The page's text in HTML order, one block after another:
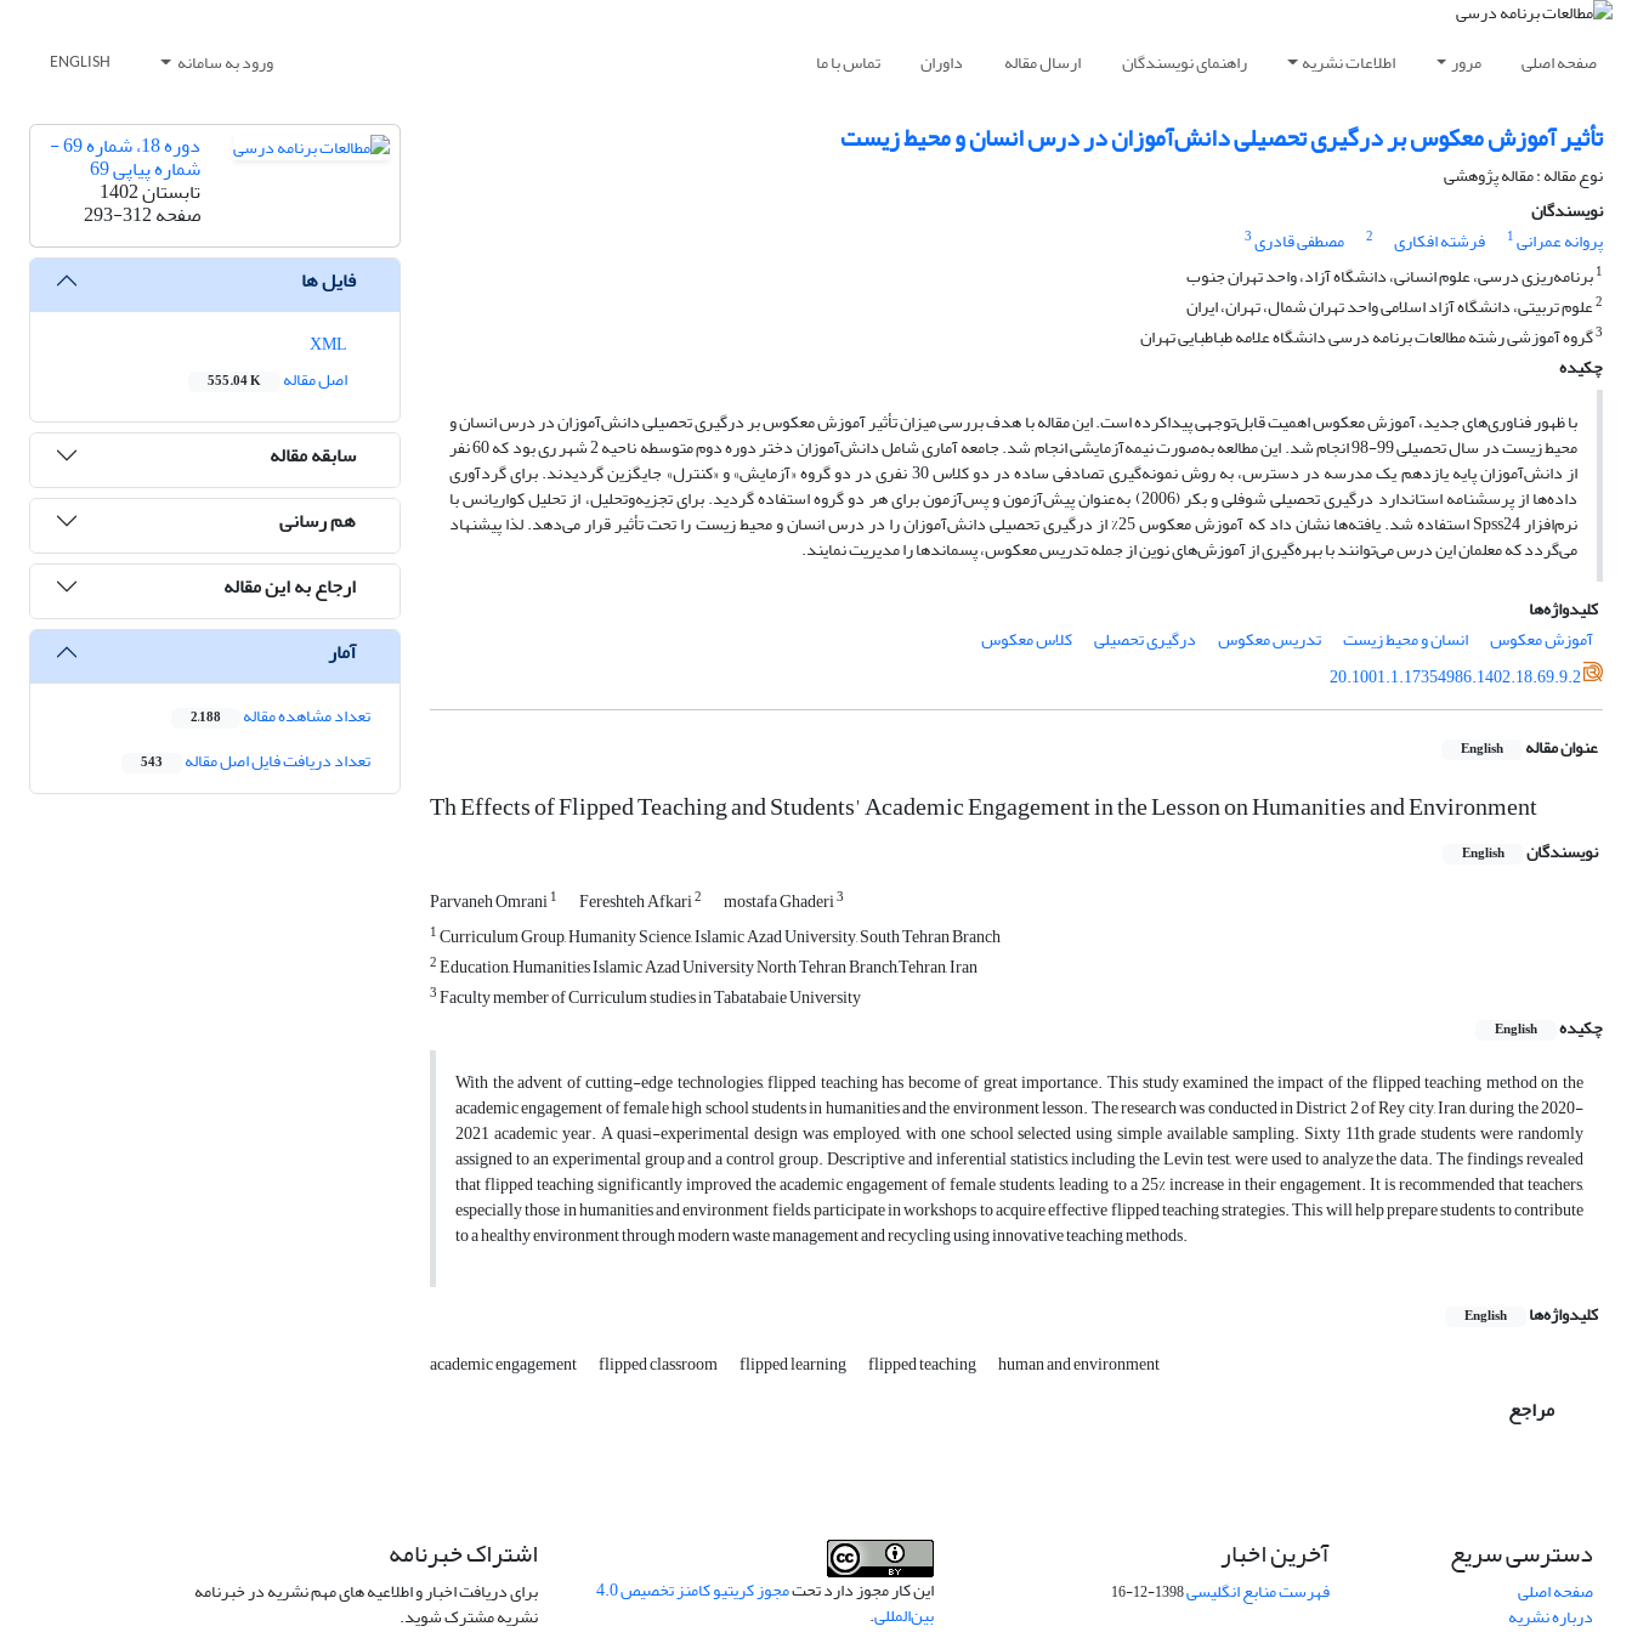
صفحه اصلی مرور اطلاعات نشریه راهنمای نویسندگان ارسال مقاله داوران تماس با ما ورود به سامانه ENGLISH
تأثیر آموزش معکوس بر درگیری تحصیلی دانش‌آموزان در درس انسان و محیط زیست
نوع مقاله : مقاله پژوهشی
نویسندگان
پروانه عمرانی1 فرشته افکاری 2 مصطفی قادری3
1برنامه‌ریزی درسی، علوم انسانی، دانشگاه آزاد، واحد تهران جنوب
2علوم تربیتی، دانشگاه آزاد اسلامی واحد تهران شمال، تهران، ایران
3گروه آموزشی رشته مطالعات برنامه درسی دانشگاه علامه طباطبایی تهران
چکیده
با ظهور فناوری‌های جدید، آموزش معکوس اهمیت قابل‌توجهی پیداکرده است. این مقاله با هدف بررسی میزان تأثیر آموزش معکوس بر درگیری تحصیلی دانش‌آموزان در درس انسان و
محیط زیست در سال ‌تحصیلی 99-98 انجام شد. این مطالعه به‌صورت نیمه‌آزمایشی انجام شد. جامعه آماری شامل دانش‌آموزان دختر دوره دوم متوسطه ناحیه 2 شهر ری بود که 60 نفر
از دانش‌آموزان پایه یازدهم یک مدرسه در دسترس، به روش نمونه‌گیری تصادفی ساده در دو کلاس 30 نفری در دو گروه «آزمایش» و «کنترل» جایگزین گردیدند. برای گردآوری
داده‌ها از پرسشنامه استاندارد درگیری تحصیلی شوفلی و بکر (2006) به‌عنوان پیش‌آزمون و پس‌آزمون برای هر دو گروه استفاده گردید. برای تجزیه‌وتحلیل، از تحلیل کواریانس با
نرم‌افزار Spss24 استفاده شد. یافته‌ها نشان داد که آموزش معکوس 25% از درگیری تحصیلی دانش‌آموزان را در درس انسان و محیط زیست را تحت تأثیر قرار می‌دهد. لذا پیشنهاد
می‌گردد که معلمان این درس می‌توانند با بهره‌گیری از آموزش‌های نوین از جمله تدریس معکوس، پسماندها را مدیریت نمایند.
کلیدواژه‌ها
آموزش معکوس
انسان و محیط زیست تدریس معکوس درگیری تحصیلی
کلاس معکوس
20.1001.1.17354986.1402.18.69.9.2
عنوان مقاله English
Th Effects of Flipped Teaching and Students' Academic Engagement in the Lesson on Humanities and Environment
نویسندگان English
Parvaneh Omrani1 Fereshteh Afkari2 mostafa Ghaderi3
1Curriculum Group, Humanity Science, Islamic Azad University, South Tehran Branch
2Education, Humanities Islamic Azad University North Tehran Branch,Tehran, Iran
3Faculty member of Curriculum studies in Tabatabaie University
چکیده
English
With the advent of cutting-edge technologies, flipped teaching has become of great importance. This study examined the impact of the flipped teaching method on the
academic engagement of female high school students in humanities and the environment lesson. The research was conducted in District 2 of Rey city, Iran, during the 2020-
2021 academic year. A quasi-experimental design was employed, with one school selected using simple available sampling. Sixty 11th grade students were randomly
assigned to an experimental group and a control group. Descriptive and inferential statistics, including the Levin test, were used to analyze the data. The findings revealed
that flipped teaching significantly improved the academic engagement of female students, leading to a 25% increase in their engagement. It is recommended that teachers,
especially those in humanities and environment fields, participate in workshops to acquire effective flipped teaching strategies. This will help prepare students to contribute
to a healthy environment through modern waste management and recycling using innovative teaching methods.
کلیدواژه‌ها English
academic engagement flipped classroom flipped learning flipped teaching human and environment
مراجع
دوره 18، شماره 69 -
شماره پیاپی 69
تابستان 1402
صفحه293-312
فایل ها
اصل مقاله
555.04 K
سابقه مقاله
هم رسانی
ارجاع به این مقاله
آمار
تعداد مشاهده مقاله 2,188
تعداد دریافت فایل اصل مقاله 543
دسترسی سریع
صفحه اصلی
درباره نشریه
آخرین اخبار
فهرست منابع انگلیسی1398-12-16 این کار مجوز دارد تحت مجوز کریتیو کامنز تخصیص 4.0
بین‌المللی.
اشتراک خبرنامه
برای دریافت اخبار و اطلاعیه های مهم نشریه در خبرنامه
نشریه مشترک شوید.